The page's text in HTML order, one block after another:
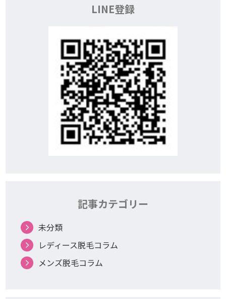
LINE登録
記事カテゴリー
未分類
レディース脱毛コラム
メンズ脱毛コラム